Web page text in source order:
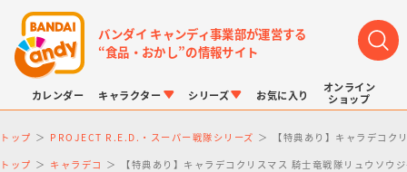
バンダイ キャンディ事業部が運営する
“食品・おかし”の情報サイト
カレンダー キャラクター シリーズ お気に入り
オンライン
ショップ
トップ PROJECT R.E.D.・スーパー戦隊シリーズ 【特典あり】キャラデコ
トップ キャラデコ 【特典あり】キャラデコクリスマス 騎士竜戦隊リュウソウ